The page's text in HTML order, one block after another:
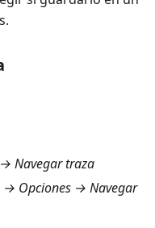
Navegar traza
→ Opciones → Navegar